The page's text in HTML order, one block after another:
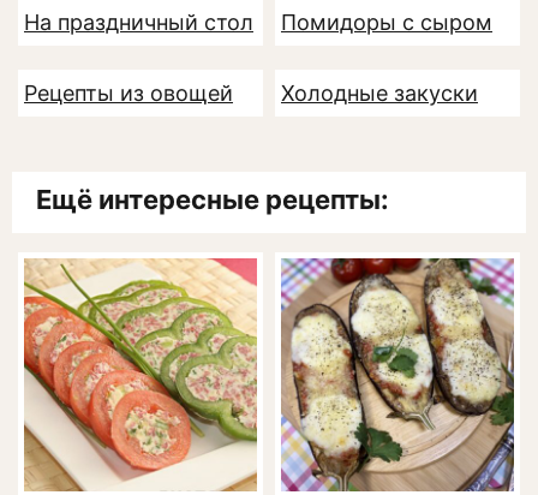
На праздничный стол Помидоры с сыром
Рецепты из овощей Холодные закуски
Ещё интересные рецепты: